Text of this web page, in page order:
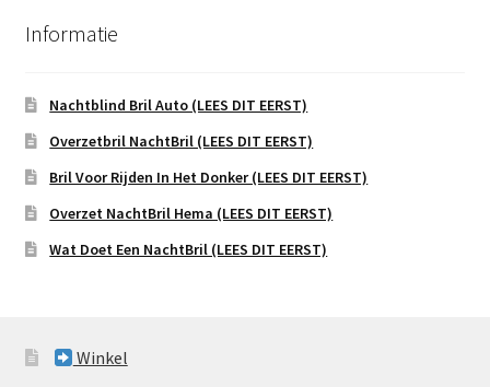
Informatie
Nachtblind Bril Auto (LEES DIT EERST)
Overzetbril NachtBril (LEES DIT EERST)
Bril Voor Rijden In Het Donker (LEES DIT EERST)
Overzet NachtBril Hema (LEES DIT EERST)
Wat Doet Een NachtBril (LEES DIT EERST)
Winkel